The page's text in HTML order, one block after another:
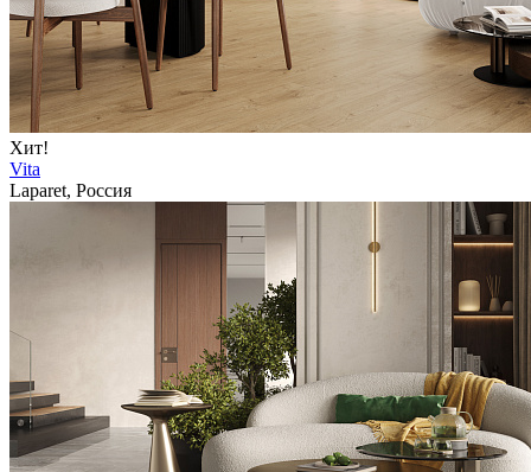
Хит!
Vita
Laparet, Россия